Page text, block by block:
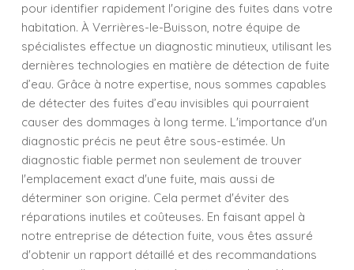
pour identifier rapidement l'origine des fuites dans votre
habitation. À Verrières-le-Buisson, notre équipe de
spécialistes effectue un diagnostic minutieux, utilisant les
dernières technologies en matière de détection de fuite
d’eau. Grâce à notre expertise, nous sommes capables
de détecter des fuites d’eau invisibles qui pourraient
causer des dommages à long terme. L'importance d'un
diagnostic précis ne peut être sous-estimée. Un
diagnostic fiable permet non seulement de trouver
l'emplacement exact d'une fuite, mais aussi de
déterminer son origine. Cela permet d'éviter des
réparations inutiles et coûteuses. En faisant appel à
notre entreprise de détection fuite, vous êtes assuré
d'obtenir un rapport détaillé et des recommandations